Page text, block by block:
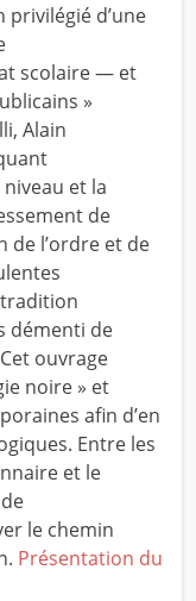
privilégié d’une
scolaire — et
»
Alain
et la
de
de l’ordre et de
démenti de
ouvrage
noire » et
afin d’en
Entre les
et le
le chemin
Présentation du